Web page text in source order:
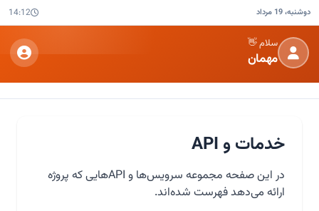
دوشنبه، 19 مرداد 14:12
سلام 👋
مهمان
خدمات و API
در این صفحه مجموعه سرویس‌ها و APIهایی که پروژه
ارائه می‌دهد فهرست شده‌اند.